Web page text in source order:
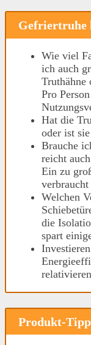
Gefriertruhe
Wie viel
ich auch
Truthähne
Pro
Hat die
oder ist
Brauche
reicht
Ein zu
Welchen
die
spart
Produkt-